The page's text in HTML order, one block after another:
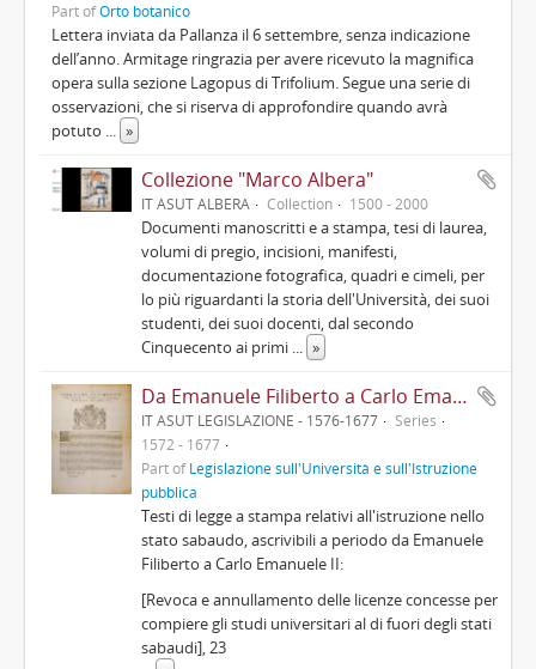
Part ofOrto botanico
Lettera inviata da Pallanza il 6 settembre, senza indicazione
dell’anno. Armitage ringrazia per avere ricevuto la magnifica
opera sulla sezione Lagopus di Trifolium. Segue una serie di
osservazioni, che si riserva di approfondire quando avrà
potuto ... »
Collezione "Marco Albera"
IT ASUT ALBERA Collection 1500 - 2000
Documenti manoscritti e a stampa, tesi di laurea,
volumi di pregio, incisioni, manifesti,
documentazione fotografica, quadri e cimeli, per
lo più riguardanti la storia dell'Università, dei suoi
studenti, dei suoi docenti, dal secondo
Cinquecento ai primi ... »
Da Emanuele Filiberto a Carlo Emanuele II
IT ASUT LEGISLAZIONE - 1576-1677
Series
1572 - 1677
Part ofLegislazione sull'Università e sull'Istruzione
pubblica
Testi di legge a stampa relativi all'istruzione nello
stato sabaudo, ascrivibili a periodo da Emanuele
Filiberto a Carlo Emanuele II:
[Revoca e annullamento delle licenze concesse per
compiere gli studi universitari al di fuori degli stati
sabaudi], 23